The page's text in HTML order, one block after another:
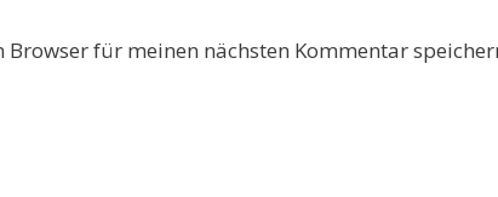
für meinen nächsten Kommentar